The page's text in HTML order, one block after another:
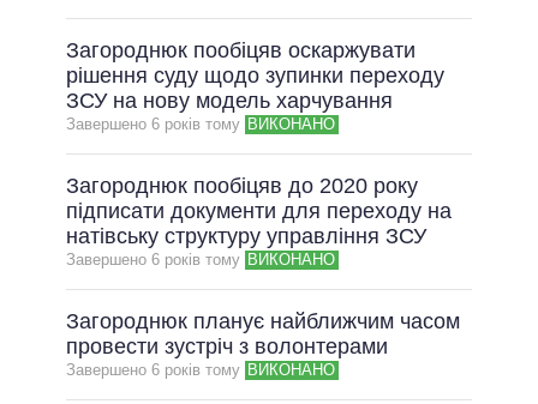
Загороднюк пообіцяв оскаржувати
рішення суду щодо зупинки переходу
ЗСУ на нову модель харчування
Завершено 6 рокiв тому ВИКОНАНО
Загороднюк пообіцяв до 2020 року
підписати документи для переходу на
натівську структуру управління ЗСУ
Завершено 6 рокiв тому ВИКОНАНО
Загороднюк планує найближчим часом
провести зустріч з волонтерами
Завершено 6 рокiв тому ВИКОНАНО